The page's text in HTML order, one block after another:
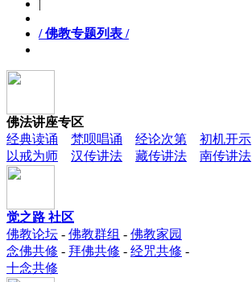
|
/ 佛教专题列表 /
佛法讲座专区
经典读诵
梵呗唱诵 经论次第
初机开示
以戒为师
汉传讲法 藏传讲法 南传讲法
觉之路 社区
佛教论坛 - 佛教群组 - 佛教家园
念佛共修 - 拜佛共修 - 经咒共修 -
十念共修